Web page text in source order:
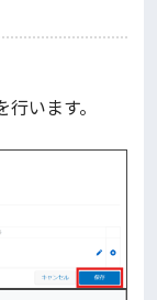
います。